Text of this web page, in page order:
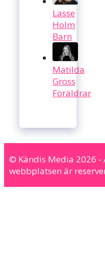
Lasse
Holm
Barn
Matilda
Gross
Föräldrar
© Kändis Media 2026
webbplatsen är